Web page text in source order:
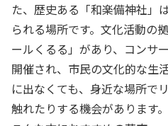
た、歴史ある「和楽備神社」
られる場所です。文化活動の
ールくるる」があり、コンサ
開催され、市民の文化的な生
に出なくても、身近な場所で
触れたりする機会があります。